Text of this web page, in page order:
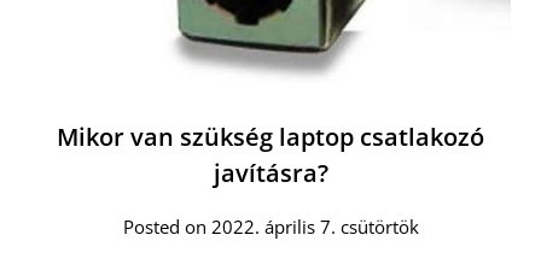
Mikor van szükség laptop csatlakozó
javításra?
Posted on 2022. április 7. csütörtök